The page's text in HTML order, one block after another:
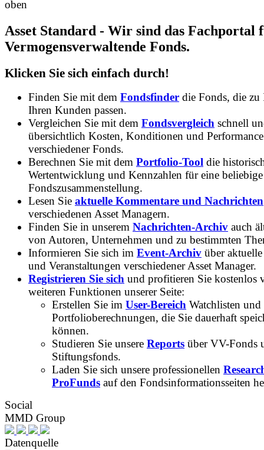
Asset Standard - Wir sind das Fachportal
Vermogensverwaltende Fonds.
Klicken Sie sich einfach durch!
Finden Sie mit dem Fondsfinder die Fonds, die zu
Ihren Kunden passen.
Vergleichen Sie mit dem Fondsvergleich schnell
übersichtlich Kosten, Konditionen und Performance
verschiedener Fonds.
Berechnen Sie mit dem Portfolio-Tool die
Wertentwicklung und Kennzahlen für eine beliebige
Fondszusammenstellung.
Lesen Sie aktuelle Kommentare und Nachrichten
verschiedenen Asset Managern.
Finden Sie in unserem Nachrichten-Archiv auch
von Autoren, Unternehmen und zu bestimmten
Informieren Sie sich im Event-Archiv über
und Veranstaltungen verschiedener Asset Manager.
Registrieren Sie sich und profitieren Sie kostenlos
weiteren Funktionen unserer Seite:
Erstellen Sie im User-Bereich Watchlisten und
Portfolioberechnungen, die Sie dauerhaft
können.
Studieren Sie unsere Reports über VV-Fonds
Stiftungsfonds.
Laden Sie sich unsere professionellen
ProFunds auf den Fondsinformationsseiten
Social
MMD Group
Datenquelle